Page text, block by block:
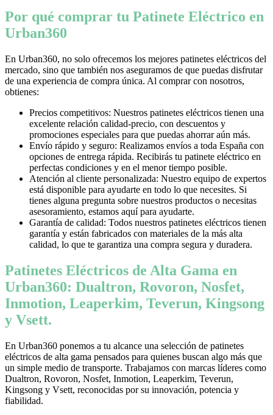
Por qué comprar tu Patinete Eléctrico en
Urban360
En Urban360, no solo ofrecemos los mejores patinetes eléctricos del
mercado, sino que también nos aseguramos de que puedas disfrutar
de una experiencia de compra única. Al comprar con nosotros,
obtienes:
Precios competitivos: Nuestros patinetes eléctricos tienen una
excelente relación calidad-precio, con descuentos y
promociones especiales para que puedas ahorrar aún más.
Envío rápido y seguro: Realizamos envíos a toda España con
opciones de entrega rápida. Recibirás tu patinete eléctrico en
perfectas condiciones y en el menor tiempo posible.
Atención al cliente personalizada: Nuestro equipo de expertos
está disponible para ayudarte en todo lo que necesites. Si
tienes alguna pregunta sobre nuestros productos o necesitas
asesoramiento, estamos aquí para ayudarte.
Garantía de calidad: Todos nuestros patinetes eléctricos tienen
garantía y están fabricados con materiales de la más alta
calidad, lo que te garantiza una compra segura y duradera.
Patinetes Eléctricos de Alta Gama en
Urban360: Dualtron, Rovoron, Nosfet,
Inmotion, Leaperkim, Teverun, Kingsong
y Vsett.
En Urban360 ponemos a tu alcance una selección de patinetes
eléctricos de alta gama pensados para quienes buscan algo más que
un simple medio de transporte. Trabajamos con marcas líderes como
Dualtron, Rovoron, Nosfet, Inmotion, Leaperkim, Teverun,
Kingsong y Vsett, reconocidas por su innovación, potencia y
fiabilidad.